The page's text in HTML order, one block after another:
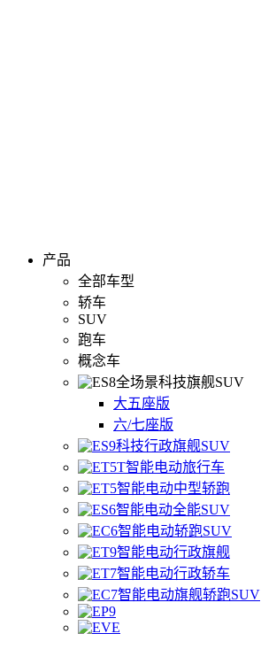
产品
全部车型
轿车
SUV
跑车
概念车
全场景科技旗舰SUV
大五座版
六/七座版
科技行政旗舰SUV
智能电动旅行车
智能电动中型轿跑
智能电动全能SUV
智能电动轿跑SUV
智能电动行政旗舰
智能电动行政轿车
智能电动旗舰轿跑SUV